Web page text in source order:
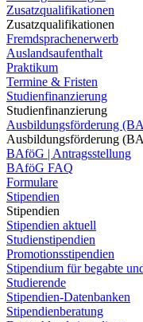
Zusatzqualifikationen
Zusatzqualifikationen
Fremdsprachenerwerb
Auslandsaufenthalt
Praktikum
Termine & Fristen
Studienfinanzierung
Studienfinanzierung
Ausbildungsförderung
Ausbildungsförderung
BAföG | Antragsstellung
BAföG FAQ
Formulare
Stipendien
Stipendien
Stipendien aktuell
Studienstipendien
Promotionsstipendien
Stipendium für begabte
Studierende
Stipendien-Datenbanken
Stipendienberatung